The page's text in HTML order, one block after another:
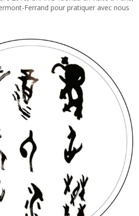
Ferrand pour pratiquer avec nous